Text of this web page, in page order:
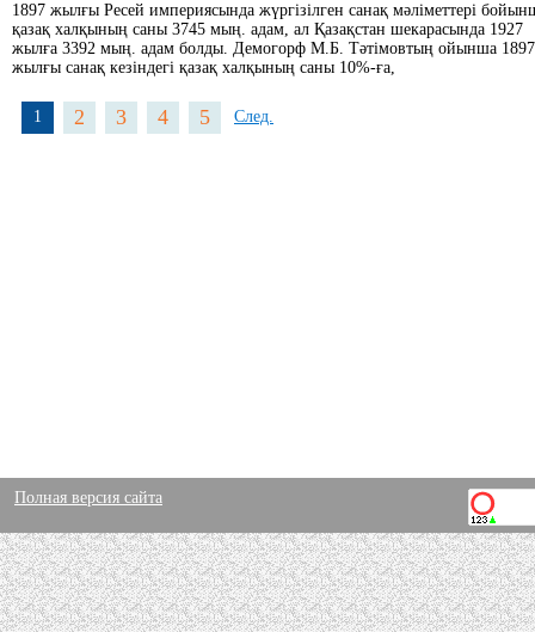
1897 жылғы Ресей империясында жүргізілген санақ мәліметтері
қазақ халқының саны 3745 мың. адам, ал Қазақстан шекарасында 1927
жылға 3392 мың. адам болды. Демогорф М.Б. Тәтімовтың ойынша 1897
жылғы санақ кезіндегі қазақ халқының саны 10%-ға,
1 2 3 4 5 След.
Полная версия сайта